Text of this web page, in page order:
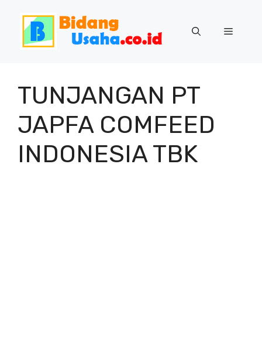
Menu
TUNJANGAN PT
JAPFA COMFEED
INDONESIA TBK